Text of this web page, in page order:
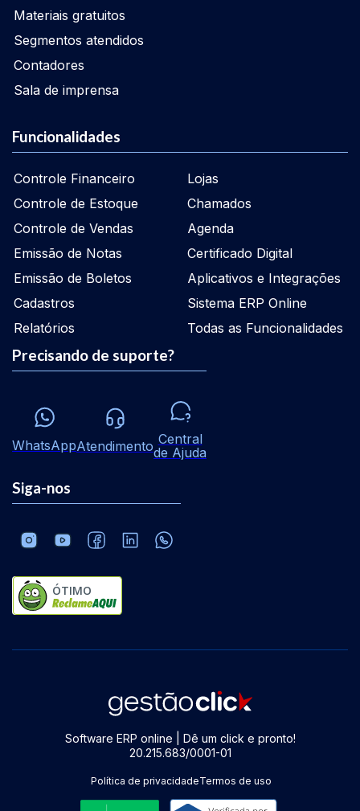
Materiais gratuitos
Segmentos atendidos
Contadores
Sala de imprensa
Funcionalidades
Controle Financeiro
Controle de Estoque
Controle de Vendas
Emissão de Notas
Emissão de Boletos
Cadastros
Relatórios
Lojas
Chamados
Agenda
Certificado Digital
Aplicativos e Integrações
Sistema ERP Online
Todas as Funcionalidades
Precisando de suporte?
WhatsAppAtendimento Central
de Ajuda
Siga-nos
ÓTIMO
Software ERP online | Dê um click e pronto!
20.215.683/0001-01
Política de privacidadeTermos de uso